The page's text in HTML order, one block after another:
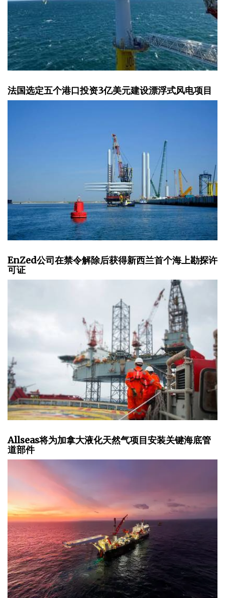
法国选定五个港口投资3亿美元建设漂浮式风电项目
EnZed公司在禁令解除后获得新西兰首个海上勘探许
可证
Allseas将为加拿大液化天然气项目安装关键海底管
道部件